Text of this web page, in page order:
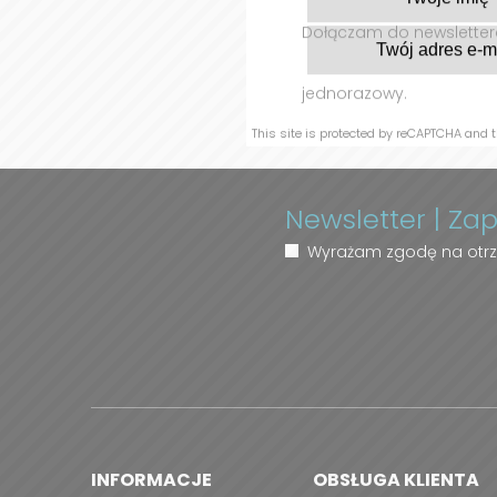
oraz
Newsletter |
Wyrażam zgodę na
INFORMACJE OBSŁUGA KLIENTA
Dołączam do
jednorazowy.